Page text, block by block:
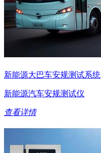
新能源大巴车安规测试系统
新能源汽车安规测试仪
查看详情